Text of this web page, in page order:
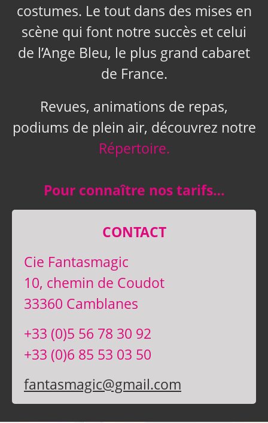
costumes. Le tout dans des mises en
scène qui font notre succès et celui
de l’Ange Bleu, le plus grand cabaret
de France.
Revues, animations de repas,
podiums de plein air, découvrez notre
Répertoire.
Pour connaître nos tarifs…
CONTACT
Cie Fantasmagic
10, chemin de Coudot
33360 Camblanes
+33 (0)5 56 78 30 92
+33 (0)6 85 53 03 50
fantasmagic@gmail.com